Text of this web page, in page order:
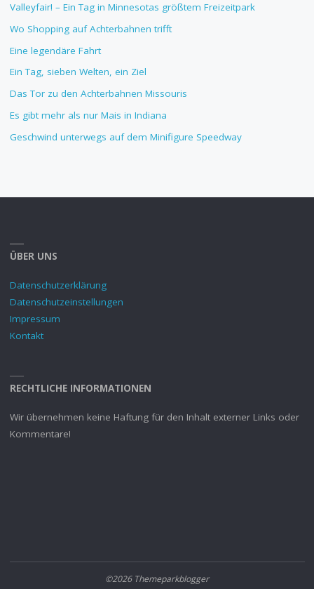
Valleyfair! – Ein Tag in Minnesotas größtem Freizeitpark
Wo Shopping auf Achterbahnen trifft
Eine legendäre Fahrt
Ein Tag, sieben Welten, ein Ziel
Das Tor zu den Achterbahnen Missouris
Es gibt mehr als nur Mais in Indiana
Geschwind unterwegs auf dem Minifigure Speedway
ÜBER UNS
Datenschutzerklärung
Datenschutzeinstellungen
Impressum
Kontakt
RECHTLICHE INFORMATIONEN
Wir übernehmen keine Haftung für den Inhalt externer Links oder
Kommentare!
©2026 Themeparkblogger